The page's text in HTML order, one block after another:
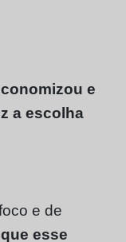
e
a escolha
e de
esse